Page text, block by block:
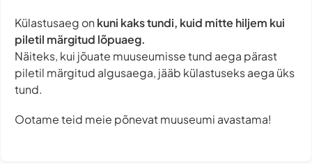
Külastusaeg on kuni kaks tundi, kuid mitte hiljem kui
piletil märgitud lõpuaeg.
Näiteks, kui jõuate muuseumisse tund aega pärast
piletil märgitud algusaega, jääb külastuseks aega üks
tund.
Ootame teid meie põnevat muuseumi avastama!